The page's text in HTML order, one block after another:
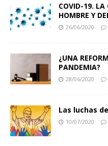
COVID-19. LA
HOMBRE Y
26/06/2020
¿UNA
PANDEMIA?
28/06/2020
Las luchas
10/07/2020